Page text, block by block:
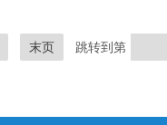
末页 跳转到第